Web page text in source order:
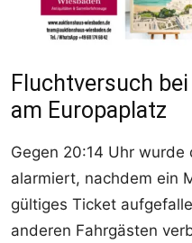
Fluchtversuch
am Europaplatz
Gegen 20:14 Uhr wurde
alarmiert, nachdem ein
gültiges Ticket
anderen Fahrgästen